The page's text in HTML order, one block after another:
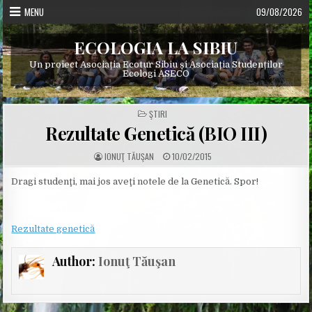
Skip
to
content
MENU 09/08/2026
ECOLOGIA LA SIBIU
Un proiect Asociația Ecotur Sibiu și Asociația Studenților
Ecologi ASECO
POSTED
IN
ŞTIRI
Rezultate Genetică (BIO III)
A
U
H
IONUŢ TĂUŞAN P
U
L
T
:
10/02/2015
Dragi studenţi, mai jos aveţi notele de la Genetică. Spor!
Rezultate genetică
Author: Ionuţ Tăuşan